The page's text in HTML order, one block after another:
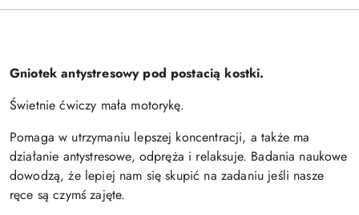
Gniotek antystresowy pod postacią kostki.
Świetnie ćwiczy mała motorykę.
Pomaga w utrzymaniu lepszej koncentracji, a także ma
działanie antystresowe, odpręża i relaksuje. Badania naukowe
dowodzą, że lepiej nam się skupić na zadaniu jeśli nasze
ręce są czymś zajęte.